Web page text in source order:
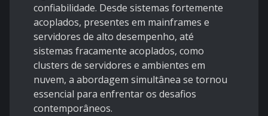
confiabilidade. Desde sistemas fortemente
acoplados, presentes em mainframes e
servidores de alto desempenho, até
sistemas fracamente acoplados, como
clusters de servidores e ambientes em
nuvem, a abordagem simultânea se tornou
essencial para enfrentar os desafios
contemporâneos.